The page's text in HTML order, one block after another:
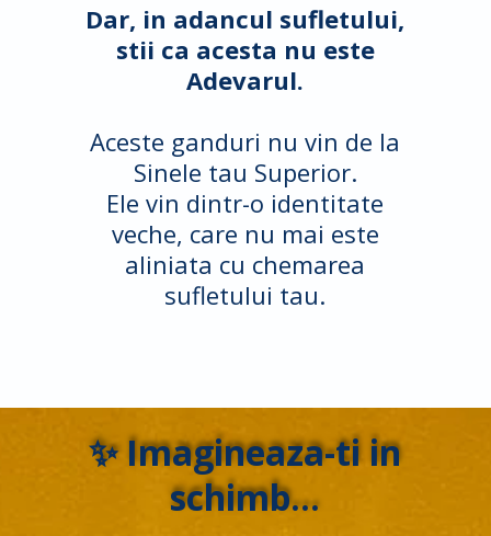
Dar, in adancul sufletului,
stii ca acesta nu este
Adevarul.
Aceste ganduri nu vin de la
Sinele tau Superior.
Ele vin dintr-o identitate
veche, care nu mai este
aliniata cu chemarea
sufletului tau.
✨ Imagineaza-ti in
schimb…